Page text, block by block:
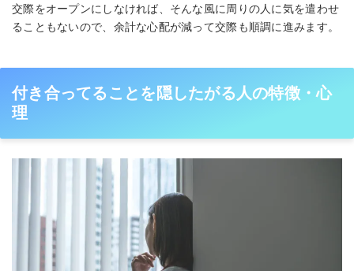
交際をオープンにしなければ、そんな風に周りの人に気を遣わせ
ることもないので、余計な心配が減って交際も順調に進みます。
付き合ってることを隠したがる人の特徴・心
理